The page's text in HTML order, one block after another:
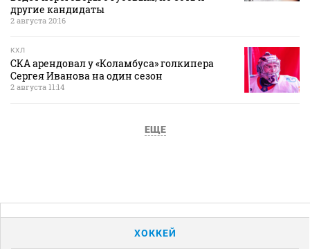
другие кандидаты
2 августа 20:16
КХЛ
СКА арендовал у «Коламбуса» голкипера
Сергея Иванова на один сезон
2 августа 11:14
ЕЩЕ
ХОККЕЙ